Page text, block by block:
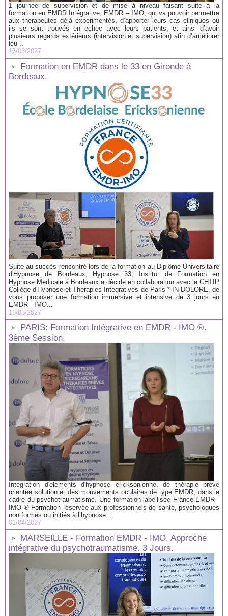
1 journée de supervision et de mise à niveau faisant suite à la
formation en EMDR Intégrative, EMDR – IMO, qui va pouvoir permettre
aux thérapeutes déjà expérimentés, d’apporter leurs cas cliniques où
ils se sont trouvés en échec avec leurs patients, et ainsi d’avoir
plusieurs regards extérieurs (intervision et supervision) afin d’améliorer
leu...
16/03/2027
Formation en EMDR dans le 33 en Gironde à
Bordeaux.
Suite au succès rencontré lors de la formation au Diplôme Universitaire
d'Hypnose de Bordeaux, Hypnose 33, Institut de Formation en
Hypnose Médicale à Bordeaux a décidé en collaboration avec le CHTIP
Collège d'Hypnose et Thérapies Intégratives de Paris * IN-DOLORE, de
vous proposer une formation immersive et intensive de 3 jours en
EMDR - IMO...
16/03/2027
PARIS: Formation Intégrative en EMDR - IMO ®.
3ème Session.
Intégration d'éléments d'hypnose ericksonienne, de thérapie brève
orientée solution et des mouvements oculaires de type EMDR, dans le
cadre du psychotraumatisme. Une formation labellisée France EMDR -
IMO ® Formation réservée aux professionnels de santé, psychologues
non formés ou initiés à l’hypnose....
01/04/2027
MARSEILLE - Formation EMDR - IMO, Approche
intégrative du psychotraumatisme. 3 Jours.